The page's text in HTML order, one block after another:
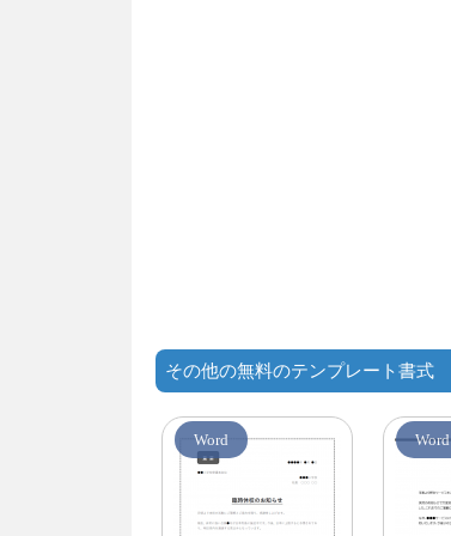
その他の無料のテンプレート書式
Word Word